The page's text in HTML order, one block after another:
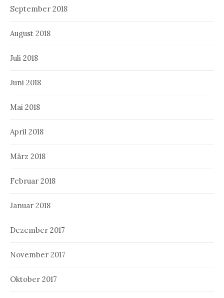
September 2018
August 2018
Juli 2018
Juni 2018
Mai 2018
April 2018
März 2018
Februar 2018
Januar 2018
Dezember 2017
November 2017
Oktober 2017